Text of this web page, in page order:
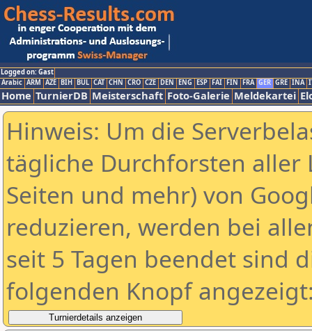
Logged on: Gast
Arabic ARM AZE BIH BUL CAT CHN CRO CZE DEN ENG ESP FAI FIN FRA GER GRE INA
Home TurnierDB Meisterschaft Foto-Galerie Meldekartei
Hinweis: Um die
tägliche Durchforsten aller
Seiten und mehr) von
reduzieren, werden bei
seit 5 Tagen beendet sind
folgenden Knopf